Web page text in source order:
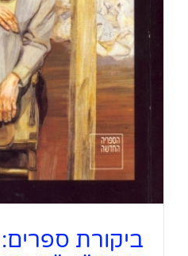
ביקורת